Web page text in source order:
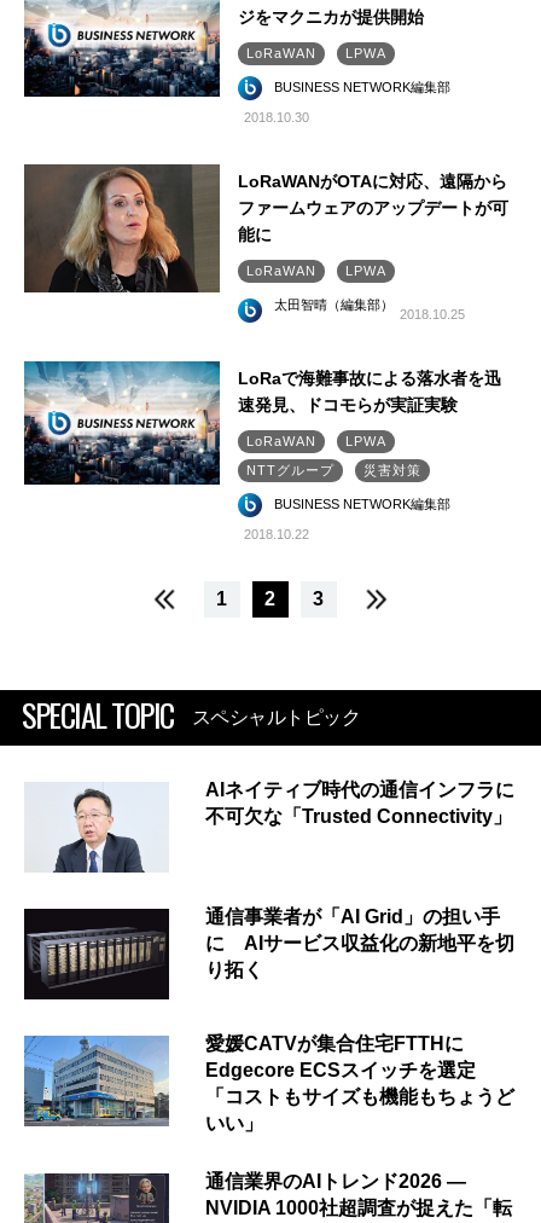
ジをマクニカが提供開始
LoRaWAN LPWA
BUSINESS NETWORK編集部
2018.10.30
LoRaWANがOTAに対応、遠隔から
ファームウェアのアップデートが可
能に
LoRaWAN LPWA
太田智晴（編集部）
2018.10.25
LoRaで海難事故による落水者を迅
速発見、ドコモらが実証実験
LoRaWAN
LPWA
NTTグループ
災害対策
BUSINESS NETWORK編集部
2018.10.22
1 2 3
SPECIAL TOPIC スペシャルトピック
AIネイティブ時代の通信インフラに
不可欠な「Trusted Connectivity」
通信事業者が「AI Grid」の担い手
に AIサービス収益化の新地平を切
り拓く
愛媛CATVが集合住宅FTTHに
Edgecore ECSスイッチを選定
「コストもサイズも機能もちょうど
いい」
通信業界のAIトレンド2026 ―
NVIDIA 1000社超調査が捉えた「転